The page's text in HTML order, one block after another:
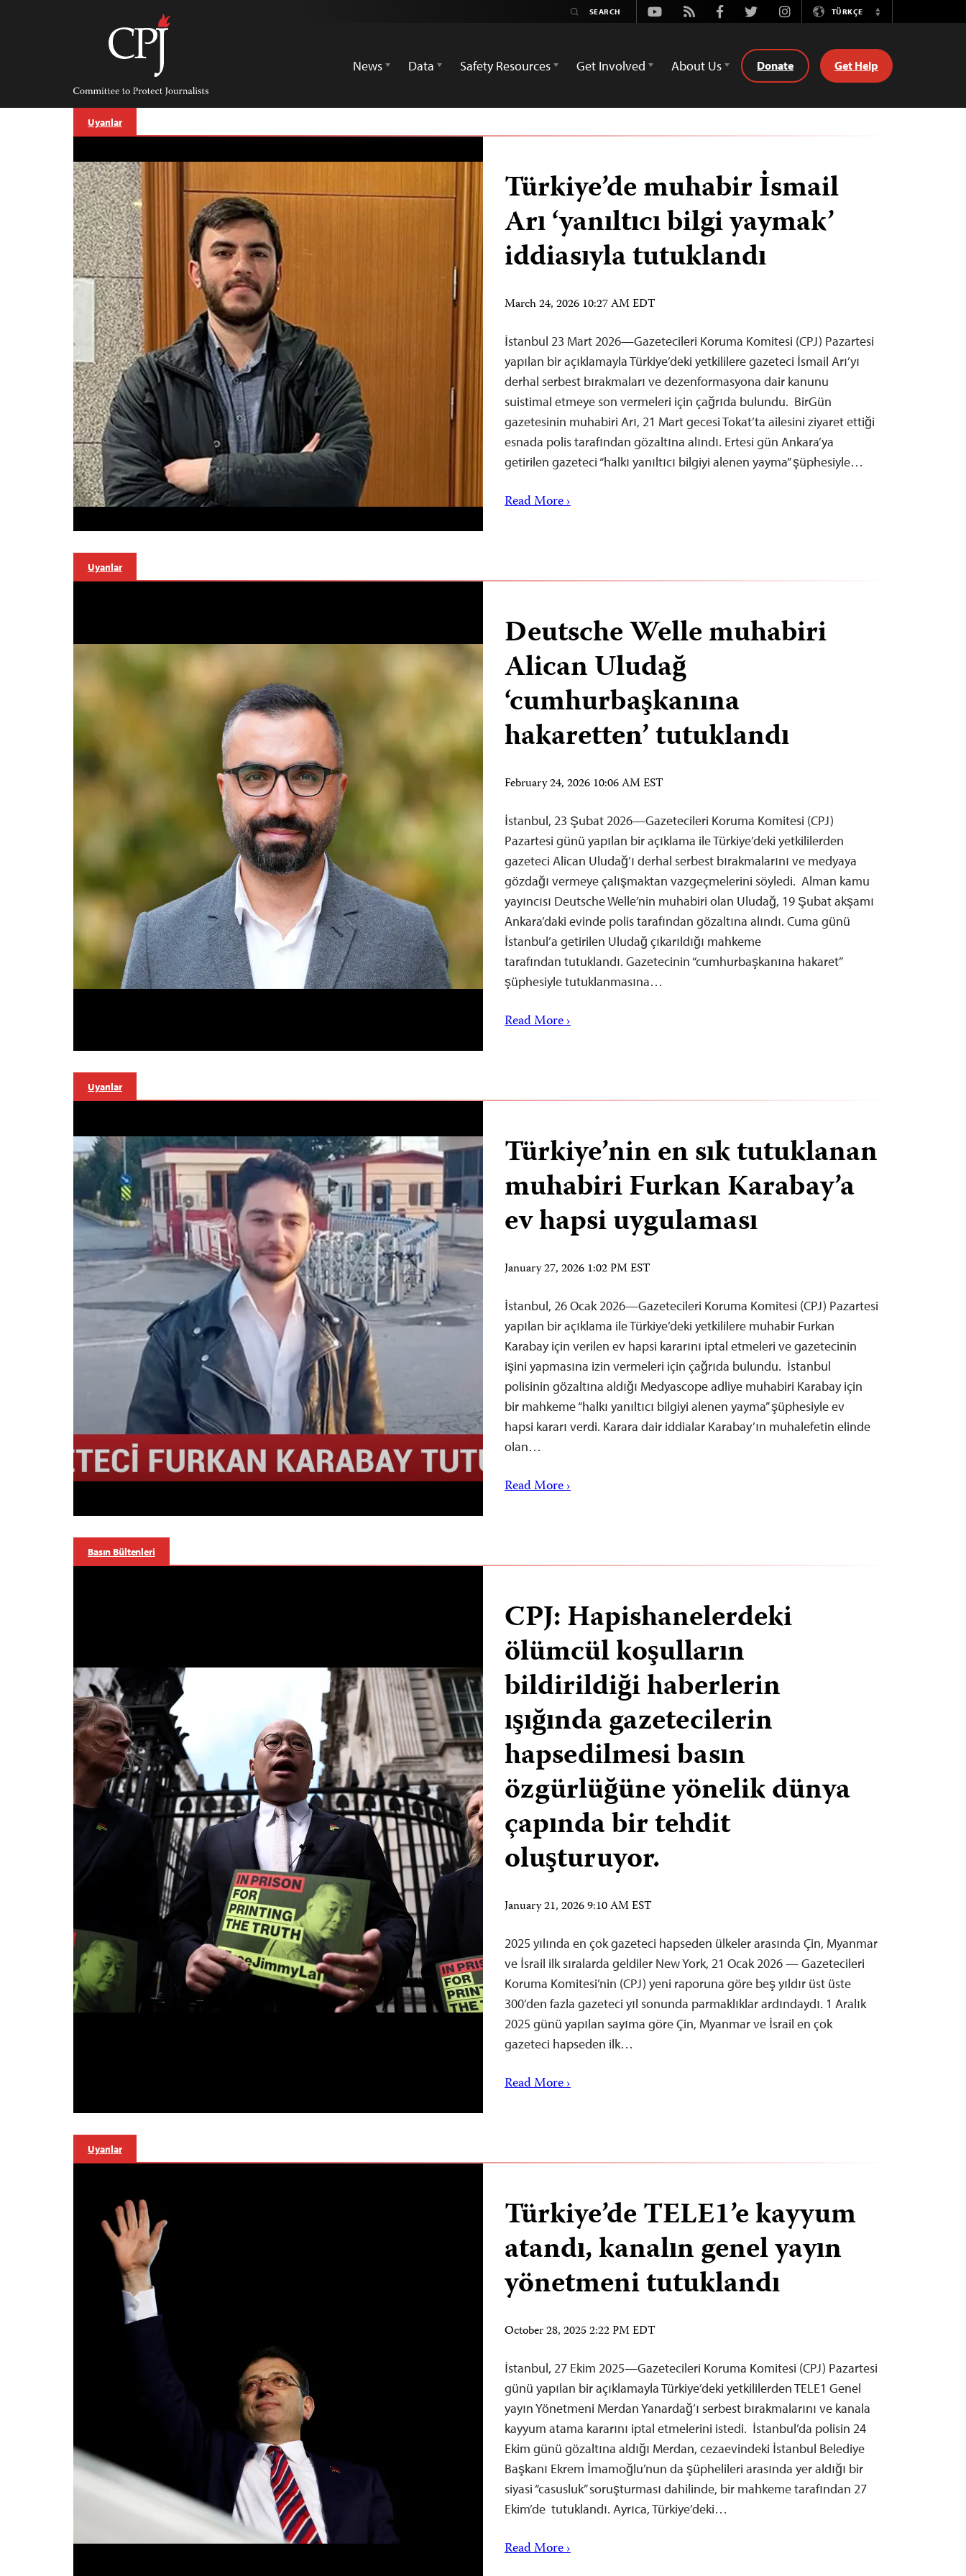
Committee
Protect
Journalists
Youtube
Rss FacebookTwitterInstagramTÜRKÇE
Switch
News
Data Safety Resources Get Involved About Us Donate Get Help
Uyarılar
Türkiye’de muhabir İsmail
Arı ‘yanıltıcı bilgi yaymak’
iddiasıyla tutuklandı
March 24, 2026 10:27 AM EDT
İstanbul 23 Mart 2026—Gazetecileri Koruma Komitesi (CPJ) Pazartesi
yapılan bir açıklamayla Türkiye’deki yetkililere gazeteci İsmail Arı’yı
derhal serbest bırakmaları ve dezenformasyona dair kanunu
suistimal etmeye son vermeleri için çağrıda bulundu. BirGün
gazetesinin muhabiri Arı, 21 Mart gecesi Tokat’ta ailesini ziyaret ettiği
esnada polis tarafından gözaltına alındı. Ertesi gün Ankara’ya
getirilen gazeteci “halkı yanıltıcı bilgiyi alenen yayma” şüphesiyle…
Read More ›
Uyarılar
Deutsche Welle muhabiri
Alican Uludağ
‘cumhurbaşkanına
hakaretten’ tutuklandı
February 24, 2026 10:06 AM EST
İstanbul, 23 Şubat 2026—Gazetecileri Koruma Komitesi (CPJ)
Pazartesi günü yapılan bir açıklama ile Türkiye’deki yetkililerden
gazeteci Alican Uludağ’ı derhal serbest bırakmalarını ve medyaya
gözdağı vermeye çalışmaktan vazgeçmelerini söyledi. Alman kamu
yayıncısı Deutsche Welle’nin muhabiri olan Uludağ, 19 Şubat akşamı
Ankara’daki evinde polis tarafından gözaltına alındı. Cuma günü
İstanbul’a getirilen Uludağ çıkarıldığı mahkeme
tarafından tutuklandı. Gazetecinin “cumhurbaşkanına hakaret”
şüphesiyle tutuklanmasına…
Read More ›
Uyarılar
Türkiye’nin en sık tutuklanan
muhabiri Furkan Karabay’a
ev hapsi uygulaması
January 27, 2026 1:02 PM EST
İstanbul, 26 Ocak 2026—Gazetecileri Koruma Komitesi (CPJ) Pazartesi
yapılan bir açıklama ile Türkiye’deki yetkililere muhabir Furkan
Karabay için verilen ev hapsi kararını iptal etmeleri ve gazetecinin
işini yapmasına izin vermeleri için çağrıda bulundu. İstanbul
polisinin gözaltına aldığı Medyascope adliye muhabiri Karabay için
bir mahkeme “halkı yanıltıcı bilgiyi alenen yayma” şüphesiyle ev
hapsi kararı verdi. Karara dair iddialar Karabay’ın muhalefetin elinde
olan…
Read More ›
Basın Bültenleri
CPJ: Hapishanelerdeki
ölümcül koşulların
bildirildiği haberlerin
ışığında gazetecilerin
hapsedilmesi basın
özgürlüğüne yönelik dünya
çapında bir tehdit
oluşturuyor.
January 21, 2026 9:10 AM EST
2025 yılında en çok gazeteci hapseden ülkeler arasında Çin, Myanmar
ve İsrail ilk sıralarda geldiler New York, 21 Ocak 2026 — Gazetecileri
Koruma Komitesi’nin (CPJ) yeni raporuna göre beş yıldır üst üste
300’den fazla gazeteci yıl sonunda parmaklıklar ardındaydı. 1 Aralık
2025 günü yapılan sayıma göre Çin, Myanmar ve İsrail en çok
gazeteci hapseden ilk…
Read More ›
Uyarılar
Türkiye’de TELE1’e kayyum
atandı, kanalın genel yayın
yönetmeni tutuklandı
October 28, 2025 2:22 PM EDT
İstanbul, 27 Ekim 2025—Gazetecileri Koruma Komitesi (CPJ) Pazartesi
günü yapılan bir açıklamayla Türkiye’deki yetkililerden TELE1 Genel
yayın Yönetmeni Merdan Yanardağ’ı serbest bırakmalarını ve kanala
kayyum atama kararını iptal etmelerini istedi. İstanbul’da polisin 24
Ekim günü gözaltına aldığı Merdan, cezaevindeki İstanbul Belediye
Başkanı Ekrem İmamoğlu’nun da şüphelileri arasında yer aldığı bir
siyasi “casusluk” soruşturması dahilinde, bir mahkeme tarafından 27
Ekim’de tutuklandı. Ayrıca, Türkiye’deki…
Read More ›